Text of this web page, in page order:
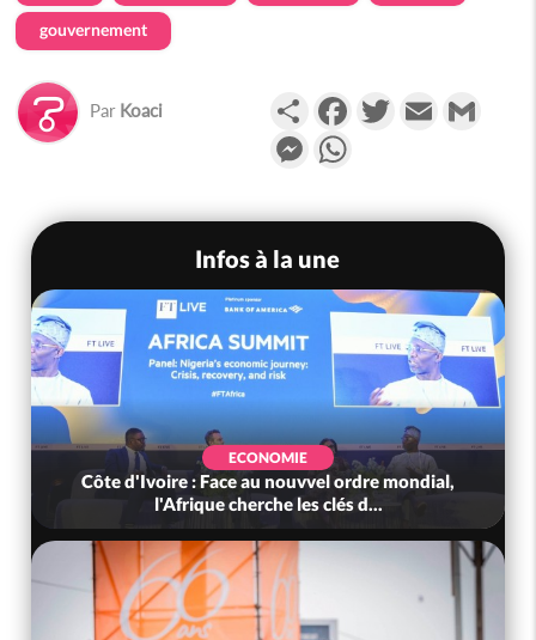
gouvernement
Par Koaci PartagerFacebookTwitterEmail
Messenger
Infos à la une
ECONOMIE
Côte d'Ivoire : Face au nouvvel ordre mondial,
l'Afrique cherche les clés d...